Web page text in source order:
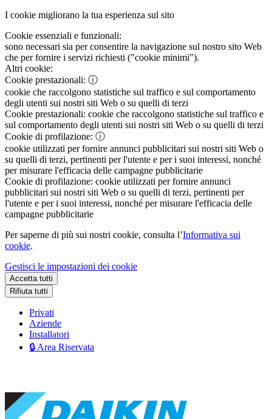
I cookie migliorano la tua esperienza sul sito
Cookie essenziali e funzionali:
sono necessari sia per consentire la navigazione sul nostro sito Web
che per fornire i servizi richiesti ("cookie minimi").
Altri cookie:
Cookie prestazionali: ⓘ
cookie che raccolgono statistiche sul traffico e sul comportamento
degli utenti sui nostri siti Web o su quelli di terzi
Cookie prestazionali: cookie che raccolgono statistiche sul traffico e
sul comportamento degli utenti sui nostri siti Web o su quelli di terzi
Cookie di profilazione: ⓘ
cookie utilizzati per fornire annunci pubblicitari sui nostri siti Web o
su quelli di terzi, pertinenti per l'utente e per i suoi interessi, nonché
per misurare l'efficacia delle campagne pubblicitarie
Cookie di profilazione: cookie utilizzati per fornire annunci
pubblicitari sui nostri siti Web o su quelli di terzi, pertinenti per
l'utente e per i suoi interessi, nonché per misurare l'efficacia delle
campagne pubblicitarie
Per saperne di più sui nostri cookie, consulta l’Informativa sui
cookie.
Gestisci le impostazioni dei cookie
Accetta tutti
Rifiuta tutti
Privati
Aziende
Installatori
🔒 Area Riservata